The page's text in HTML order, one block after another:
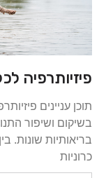
לכלבים
פיזיותרפיה
ושיפור התנועה
שונות. בין אם